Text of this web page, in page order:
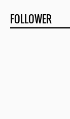
FOLLOWER